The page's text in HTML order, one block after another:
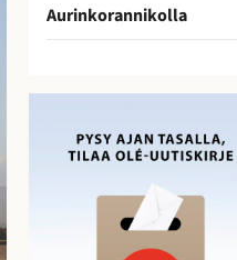
Aurinkorannikolla